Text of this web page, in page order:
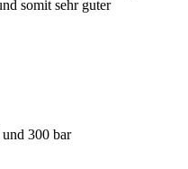
somit sehr guter
300 bar